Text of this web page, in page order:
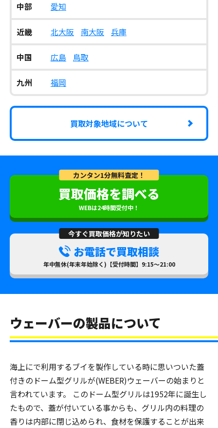
中部 愛知
近畿 北大阪 南大阪 兵庫
中国 広島 鳥取
九州 福岡
買取対象地域について
カンタン1分無料査定！
買取価格を調べる
WEBは24時間受付中！
今すぐ買取価格が知りたい
お電話で買取相談
年中無休(年末年始除く)【受付時間】9:15～21:00
ウェーバーの製品について
海上にで利用するブイを製作している時に思いついた蓋
付きのドーム型グリルが(WEBER)ウェーバーの始まりと
言われています。 このドーム型グリルは1952年に誕生し
たもので、蓋が付いている事からも、グリル内の料理の
香りは内部に閉じ込められ、食材を保護することが出来